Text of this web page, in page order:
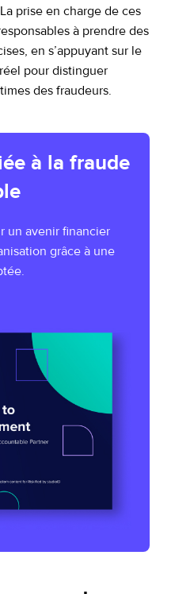
prise en charge de ces
à prendre des
en s’appuyant sur le
pour distinguer
des fraudeurs.
à la fraude
un avenir financier
grâce à une